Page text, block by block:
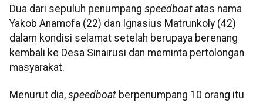
Dua dari sepuluh penumpang speedboat atas nama
Yakob Anamofa (22) dan Ignasius Matrunkoly (42)
dalam kondisi selamat setelah berupaya berenang
kembali ke Desa Sinairusi dan meminta pertolongan
masyarakat.
Menurut dia, speedboat berpenumpang 10 orang itu